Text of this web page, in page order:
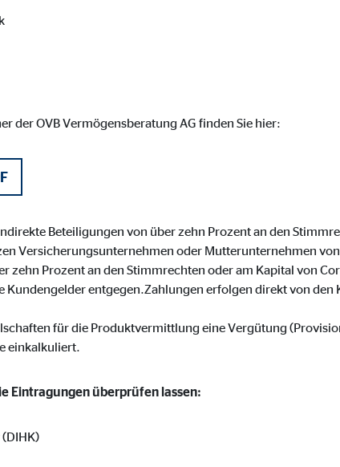
der OVB Vermögensberatung AG finden Sie hier:
Beteiligungen von über zehn Prozent an den
Versicherungsunternehmen oder Mutterunternehmen
zehn Prozent an den Stimmrechten oder am Kapital von
Kundengelder entgegen.Zahlungen erfolgen direkt von den
für die Produktvermittlung eine Vergütung
einkalkuliert.
Eintragungen überprüfen lassen:
Ltd.
von Statistiken zur Website-Nutzung
Werbung anzuzeigen. Zu diesem Zweck werden die Daten an
Ltd.